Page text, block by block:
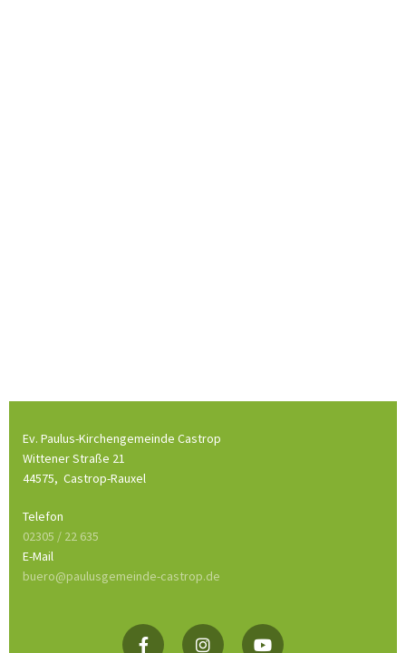
Ev. Paulus-Kirchengemeinde Castrop
Wittener Straße 21
44575, Castrop-Rauxel
Telefon
02305 / 22 635
E-Mail
buero@paulusgemeinde-castrop.de